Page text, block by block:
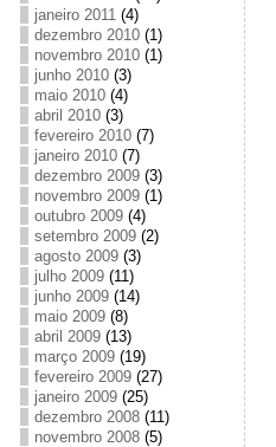
janeiro 2011(4)
dezembro 2010(1)
novembro 2010(1)
junho 2010(3)
maio 2010(4)
abril 2010(3)
fevereiro 2010(7)
janeiro 2010(7)
dezembro 2009(3)
novembro 2009(1)
outubro 2009(4)
setembro 2009(2)
agosto 2009(3)
julho 2009(11)
junho 2009(14)
maio 2009(8)
abril 2009(13)
março 2009(19)
fevereiro 2009(27)
janeiro 2009(25)
dezembro 2008(11)
novembro 2008(5)